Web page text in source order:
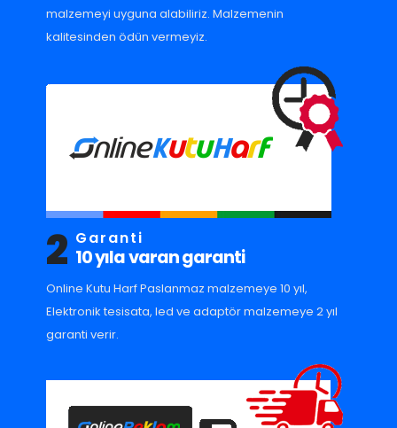
malzemeyi uyguna alabiliriz. Malzemenin
kalitesinden ödün vermeyiz.
2 Garanti
10 yıla varan garanti
Online Kutu Harf Paslanmaz malzemeye 10 yıl,
Elektronik tesisata, led ve adaptör malzemeye 2 yıl
garanti verir.